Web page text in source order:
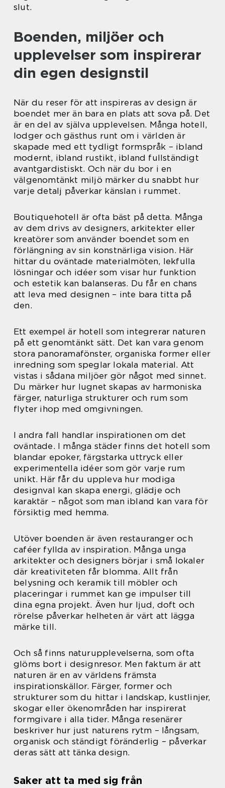
slut.
Boenden, miljöer och
upplevelser som inspirerar
din egen designstil
När du reser för att inspireras av design är
boendet mer än bara en plats att sova på. Det
är en del av själva upplevelsen. Många hotell,
lodger och gästhus runt om i världen är
skapade med ett tydligt formspråk – ibland
modernt, ibland rustikt, ibland fullständigt
avantgardistiskt. Och när du bor i en
välgenomtänkt miljö märker du snabbt hur
varje detalj påverkar känslan i rummet.
Boutiquehotell är ofta bäst på detta. Många
av dem drivs av designers, arkitekter eller
kreatörer som använder boendet som en
förlängning av sin konstnärliga vision. Här
hittar du oväntade materialmöten, lekfulla
lösningar och idéer som visar hur funktion
och estetik kan balanseras. Du får en chans
att leva med designen – inte bara titta på
den.
Ett exempel är hotell som integrerar naturen
på ett genomtänkt sätt. Det kan vara genom
stora panoramafönster, organiska former eller
inredning som speglar lokala material. Att
vistas i sådana miljöer gör något med sinnet.
Du märker hur lugnet skapas av harmoniska
färger, naturliga strukturer och rum som
flyter ihop med omgivningen.
I andra fall handlar inspirationen om det
oväntade. I många städer finns det hotell som
blandar epoker, färgstarka uttryck eller
experimentella idéer som gör varje rum
unikt. Här får du uppleva hur modiga
designval kan skapa energi, glädje och
karaktär – något som man ibland kan vara för
försiktig med hemma.
Utöver boenden är även restauranger och
caféer fyllda av inspiration. Många unga
arkitekter och designers börjar i små lokaler
där kreativiteten får blomma. Allt från
belysning och keramik till möbler och
placeringar i rummet kan ge impulser till
dina egna projekt. Även hur ljud, doft och
rörelse påverkar helheten är värt att lägga
märke till.
Och så finns naturupplevelserna, som ofta
glöms bort i designresor. Men faktum är att
naturen är en av världens främsta
inspirationskällor. Färger, former och
strukturer som du hittar i landskap, kustlinjer,
skogar eller ökenområden har inspirerat
formgivare i alla tider. Många resenärer
beskriver hur just naturens rytm – långsam,
organisk och ständigt föränderlig – påverkar
deras sätt att tänka design.
Saker att ta med sig från